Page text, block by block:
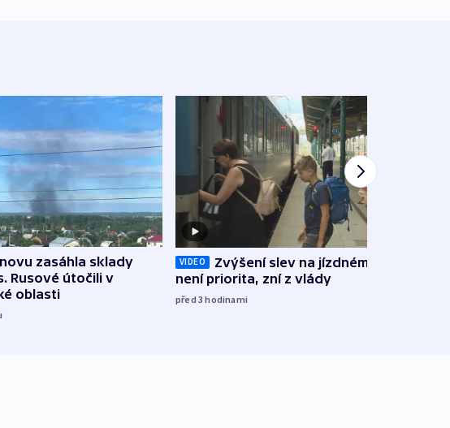
zasáhla sklady
Rusové útočili v
oblasti
VIDEO
Zvýšení slev na jízdném teď
není priorita, zní z vlády
před 3hodinami